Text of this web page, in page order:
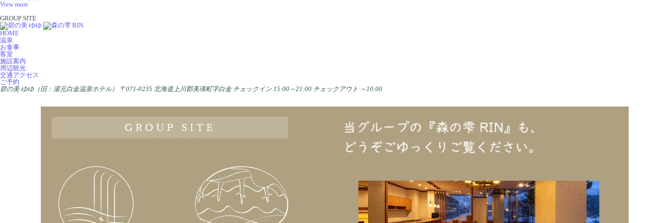
View more
GROUP SITE
HOME
温泉
お食事
客室
施設案内
周辺観光
交通アクセス
ご予約
碧の美 ゆゆ（旧：湯元白金温泉ホテル）
〒071-0235 北海道上川郡美瑛町字白金 チェックイン 15:00～21:00 チェックアウト ～10:00